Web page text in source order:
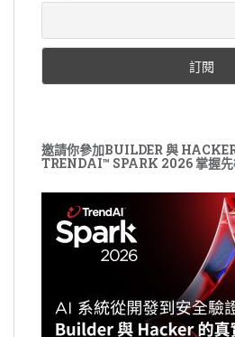
邀請你參加BUILDER 與
TRENDAI™ SPARK 2026 掌握先